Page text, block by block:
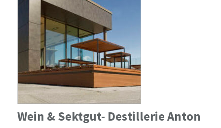
Wein & Sektgut- Destillerie Anton